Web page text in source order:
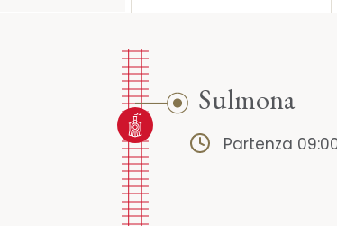
Sulmona
Partenza